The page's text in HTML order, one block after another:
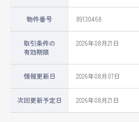
物件番号 89130468
取引条件の
有効期限
2026年08月21日
情報更新日 2026年08月07日
次回更新予定日 2026年08月21日